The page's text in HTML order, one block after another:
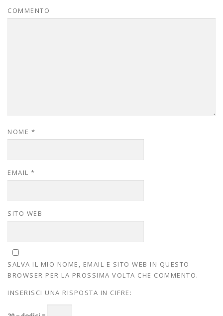
COMMENTO
NOME *
EMAIL *
SITO WEB
SALVA IL MIO NOME, EMAIL E SITO WEB IN QUESTO
BROWSER PER LA PROSSIMA VOLTA CHE COMMENTO.
INSERISCI UNA RISPOSTA IN CIFRE: